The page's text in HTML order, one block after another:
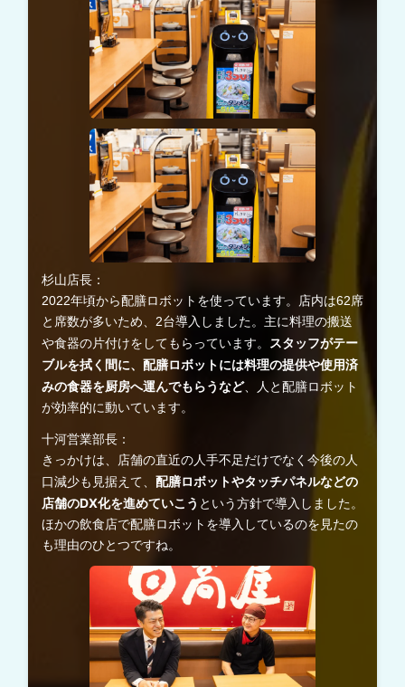
杉山店長：
2022年頃から配膳ロボットを使っています。店内は62席
と席数が多いため、2台導入しました。主に料理の搬送
や食器の片付けをしてもらっています。
スタッフがテー
ブルを拭く間に、配膳ロボットには料理の提供や使用済
みの食器を厨房へ運んでもらうなど、人と配膳ロボット
が効率的に動いています。
十河営業部長：
きっかけは、店舗の直近の人手不足だけでなく今後の人
口減少も見据えて、 配膳ロボットやタッチパネルなどの
店舗のDX化を進めていこう という方針で導入しました。
ほかの飲食店で配膳ロボットを導入しているのを見たの
も理由のひとつですね。